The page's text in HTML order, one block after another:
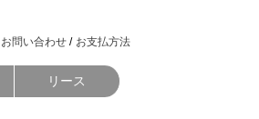
お問い合わせ お支払方法
リース